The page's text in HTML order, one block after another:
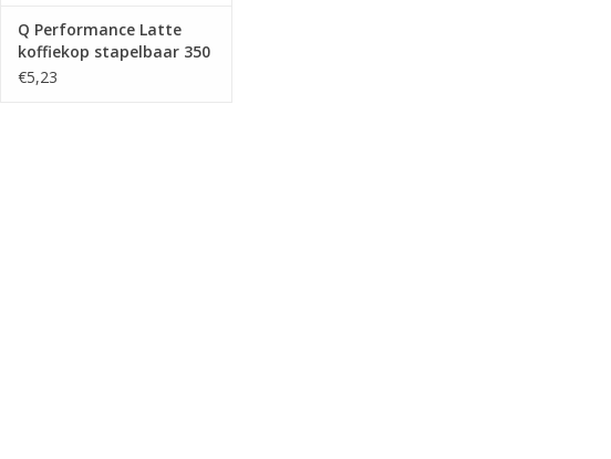
Q Performance Latte
koffiekop stapelbaar 350
ml
€5,23